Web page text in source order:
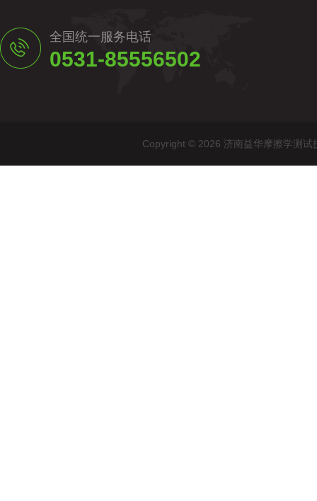
全国统一服务电话
0531-85556502
Copyright © 2026 济南益华摩擦学测